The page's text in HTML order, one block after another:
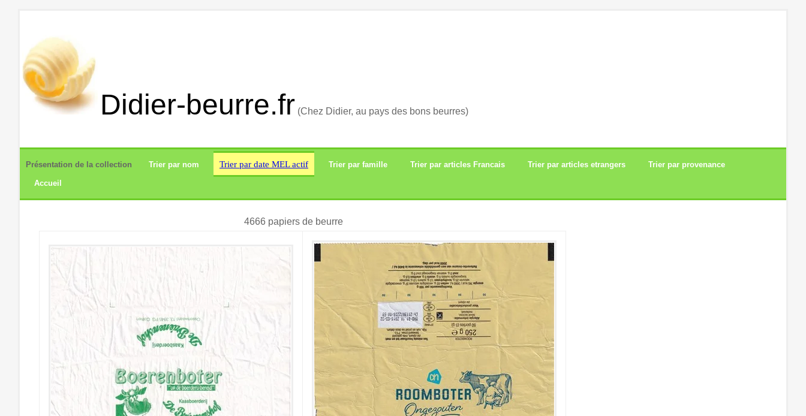
Didier-beurre.fr (Chez Didier, au pays des bons beurres)
Présentation de la collection Trier par nom Trier par date MEL actif Trier par famille Trier par articles Francais Trier par articles etrangers Trier par provenance
Accueil
4666 papiers de beurre